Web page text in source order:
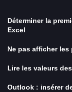
Déterminer la
Excel
Ne pas afficher
Lire les valeurs
Outlook : insérer